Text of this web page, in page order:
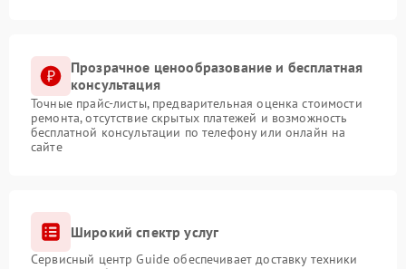
Прозрачное ценообразование и бесплатная
консультация
Точные прайс-листы, предварительная оценка стоимости
ремонта, отсутствие скрытых платежей и возможность
бесплатной консультации по телефону или онлайн на
сайте
Широкий спектр услуг
Сервисный центр Guide обеспечивает доставку техники